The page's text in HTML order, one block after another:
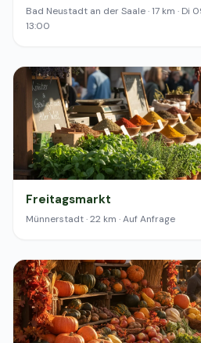
Bad Neustadt an der Saale · 17 km ·
13:00
Freitagsmarkt
Münnerstadt · 22 km · Auf Anfrage